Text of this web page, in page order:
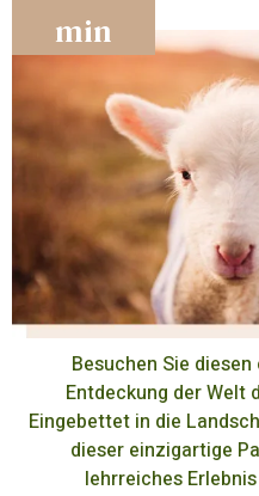
min
Besuchen Sie
Entdeckung der Welt
Eingebettet in die
dieser einzigartige
lehrreiches